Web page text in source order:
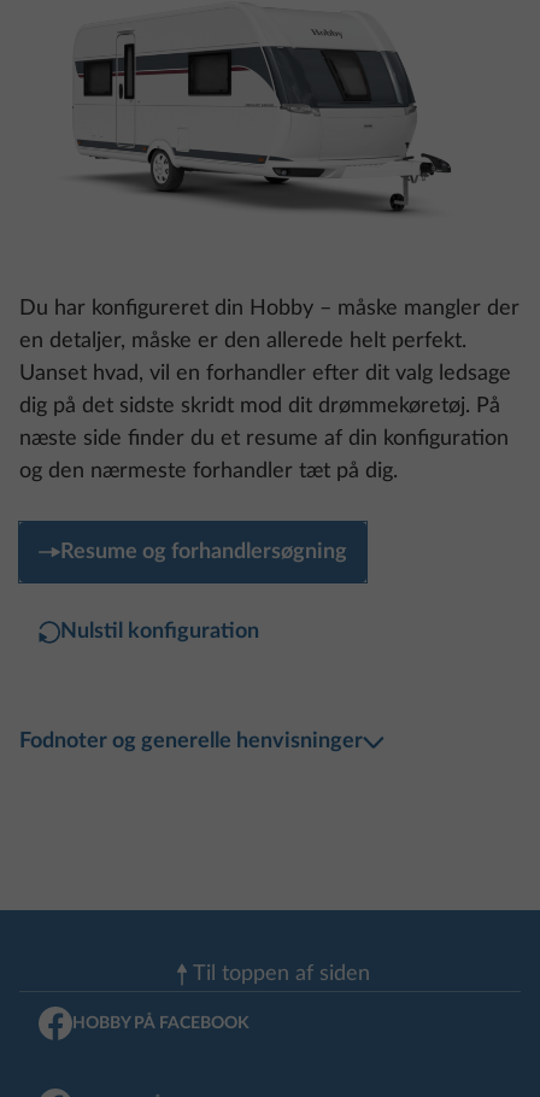
Du har konfigureret din Hobby – måske mangler der
en detaljer, måske er den allerede helt perfekt.
Uanset hvad, vil en forhandler efter dit valg ledsage
dig på det sidste skridt mod dit drømmekøretøj. På
næste side finder du et resume af din konfiguration
og den nærmeste forhandler tæt på dig.
Resume og forhandlersøgning
Nulstil konfiguration
Fodnoter og generelle henvisninger
Til toppen af ​​siden
HOBBY PÅ FACEBOOK